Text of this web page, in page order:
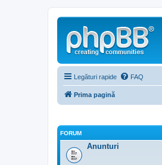
Legături rapide FAQ
Prima pagină
FORUM
Anunturi